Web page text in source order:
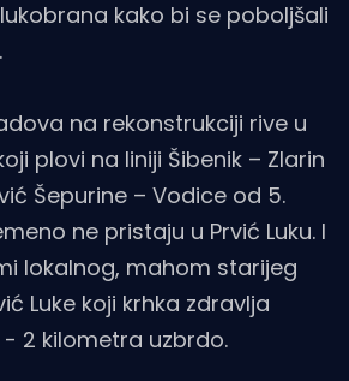
kako bi se poboljšali
na rekonstrukciji rive u
plovi na liniji Šibenik – Zlarin
Šepurine – Vodice od 5.
ne pristaju u Prvić Luku. I
lokalnog, mahom starijeg
Luke koji krhka zdravlja
- 2 kilometra uzbrdo.